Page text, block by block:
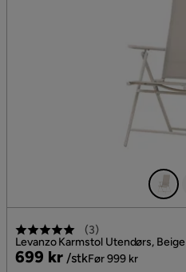
(3)
Levanzo Karmstol Utendørs, Beige
Pris
699 kr /stk
Original
Før 999 kr